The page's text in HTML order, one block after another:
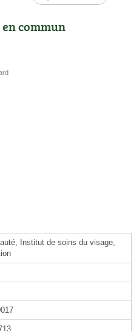
commun
Institut de soins du visage,